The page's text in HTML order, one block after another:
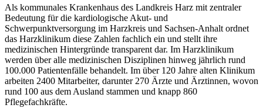
Als kommunales Krankenhaus des Landkreis Harz mit zentraler
Bedeutung für die kardiologische Akut- und
Schwerpunktversorgung im Harzkreis und Sachsen-Anhalt ordnet
das Harzklinikum diese Zahlen fachlich ein und stellt ihre
medizinischen Hintergründe transparent dar. Im Harzklinikum
werden über alle medizinischen Disziplinen hinweg jährlich rund
100.000 Patientenfälle behandelt. Im über 120 Jahre alten Klinikum
arbeiten 2400 Mitarbeiter, darunter 270 Ärzte und Ärztinnen, wovon
rund 100 aus dem Ausland stammen und knapp 860
Pflegefachkräfte.